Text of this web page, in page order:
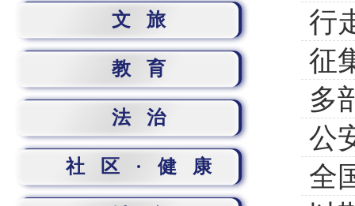
行
征
TA
多
公
例
全
文旅
教育
法治
社区·健康